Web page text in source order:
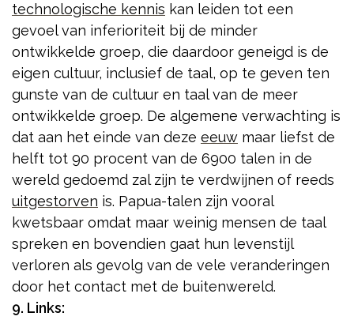
technologische kennis kan leiden tot een
gevoel van inferioriteit bij de minder
ontwikkelde groep, die daardoor geneigd is de
eigen cultuur, inclusief de taal, op te geven ten
gunste van de cultuur en taal van de meer
ontwikkelde groep. De algemene verwachting is
dat aan het einde van deze eeuw maar liefst de
helft tot 90 procent van de 6900 talen in de
wereld gedoemd zal zijn te verdwijnen of reeds
uitgestorven is. Papua-talen zijn vooral
kwetsbaar omdat maar weinig mensen de taal
spreken en bovendien gaat hun levenstijl
verloren als gevolg van de vele veranderingen
door het contact met de buitenwereld.
9. Links: